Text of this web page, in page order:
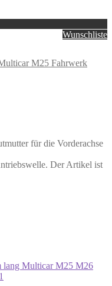
Wunschliste
M25 Fahrwerk
für die Vorderachse
Der Artikel ist